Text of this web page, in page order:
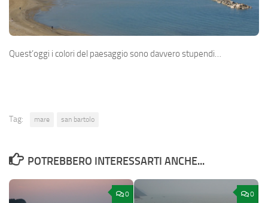
Quest’oggi i colori del paesaggio sono davvero stupendi…
Tag: mare san bartolo
POTREBBERO INTERESSARTI ANCHE...
0 0